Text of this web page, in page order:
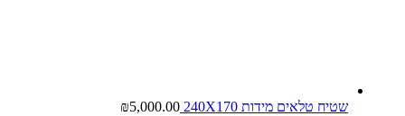
שטיח טלאים מידות 240X170 ₪5,000.00